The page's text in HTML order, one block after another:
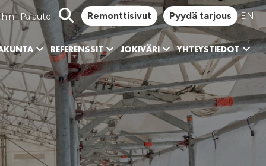
Palaute Remonttisivut Pyydä tarjous EN
REFERENSSIT JOKIVÄRI YHTEYSTIEDOT